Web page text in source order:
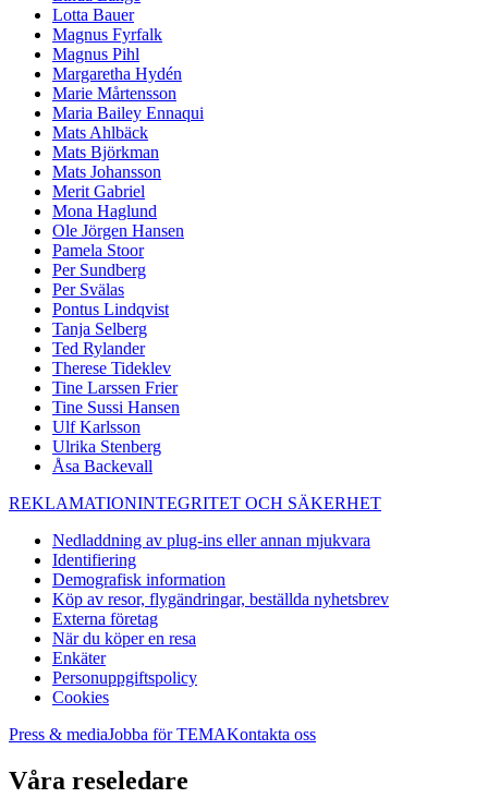
Lotta Bauer
Magnus Fyrfalk
Magnus Pihl
Margaretha Hydén
Marie Mårtensson
Maria Bailey Ennaqui
Mats Ahlbäck
Mats Björkman
Mats Johansson
Merit Gabriel
Mona Haglund
Ole Jörgen Hansen
Pamela Stoor
Per Sundberg
Per Svälas
Pontus Lindqvist
Tanja Selberg
Ted Rylander
Therese Tideklev
Tine Larssen Frier
Tine Sussi Hansen
Ulf Karlsson
Ulrika Stenberg
Åsa Backevall
REKLAMATIONINTEGRITET OCH SÄKERHET
Nedladdning av plug-ins eller annan mjukvara
Identifiering
Demografisk information
Köp av resor, flygändringar, beställda nyhetsbrev
Externa företag
När du köper en resa
Enkäter
Personuppgiftspolicy
Cookies
Press & mediaJobba för TEMAKontakta oss
Våra reseledare